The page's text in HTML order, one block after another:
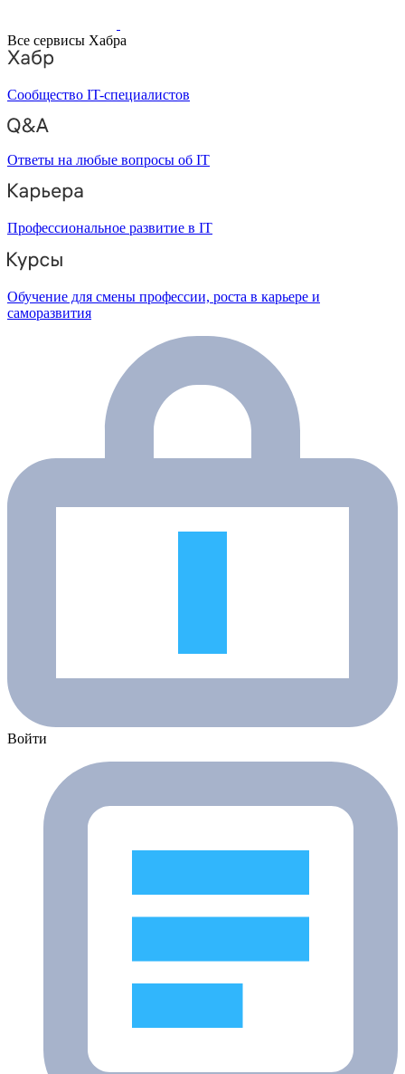
Все сервисы Хабра
Сообщество IT-специалистов
Ответы на любые вопросы об IT
Профессиональное развитие в IT
Обучение для смены профессии, роста в карьере и
саморазвития
Войти